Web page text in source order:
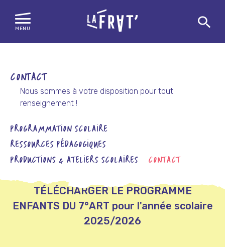
content
MENU
CONTACT
Nous sommes à votre disposition pour tout
renseignement !
PROGRAMMATION SCOLAIRE
RESSOURCES PÉDAGOGIQUES
PRODUCTIONS & ATELIERS SCOLAIRES
CONTACT
TÉLÉCHARGER LE PROGRAMME
ENFANTS DU 7°ART pour l'année scolaire
2025/2026